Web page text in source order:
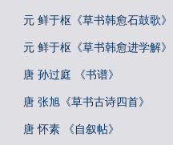
元 鲜于枢《草书韩愈石鼓歌》
元 鲜于枢《草书韩愈进学解》
唐 孙过庭 《书谱》
唐 张旭《草书古诗四首》
唐 怀素 《自叙帖》